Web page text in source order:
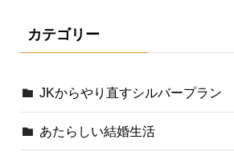
カテゴリー
JKからやり直すシルバープラン
あたらしい結婚生活